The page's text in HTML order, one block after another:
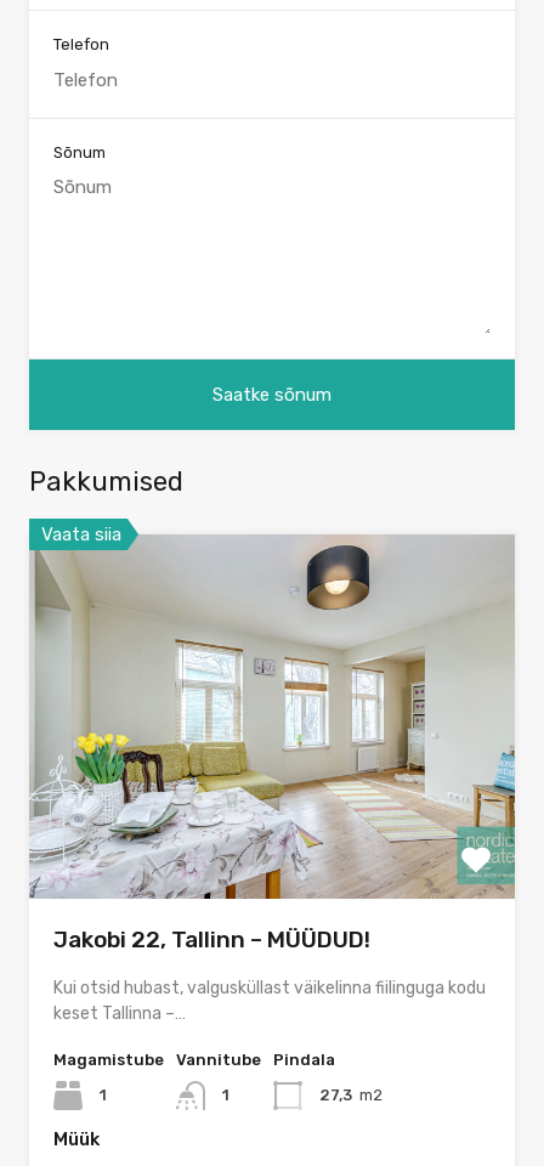
Telefon
Sõnum
Pakkumised
Vaata siia
Jakobi 22, Tallinn – MÜÜDUD!
Kui otsid hubast, valgusküllast väikelinna fiilinguga kodu
keset Tallinna –…
Magamistube
1
Vannitube
1
Pindala
27,3 m2
Müük